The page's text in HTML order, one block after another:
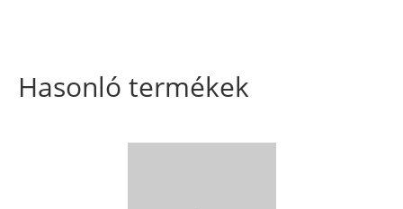
Hasonló termékek